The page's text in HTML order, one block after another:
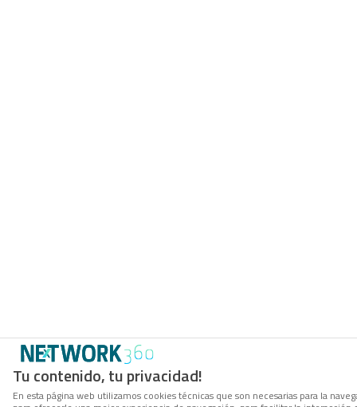
Tu contenido, tu privacidad!
En esta página web utilizamos cookies técnicas que son necesarias para la